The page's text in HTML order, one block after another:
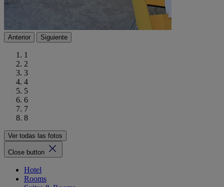
Anterior Siguiente
1
2
3
4
5
6
7
8
Ver todas las fotos
Close button
Hotel
Rooms